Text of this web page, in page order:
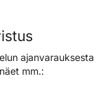
ajanvarauksesta
mm.: